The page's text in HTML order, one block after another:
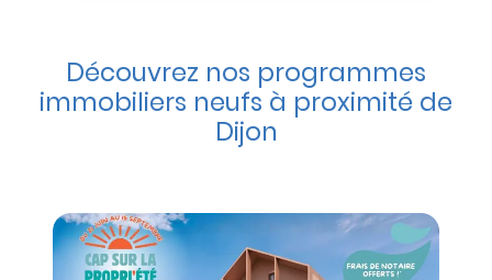
Découvrez nos programmes
immobiliers neufs à proximité de
Dijon